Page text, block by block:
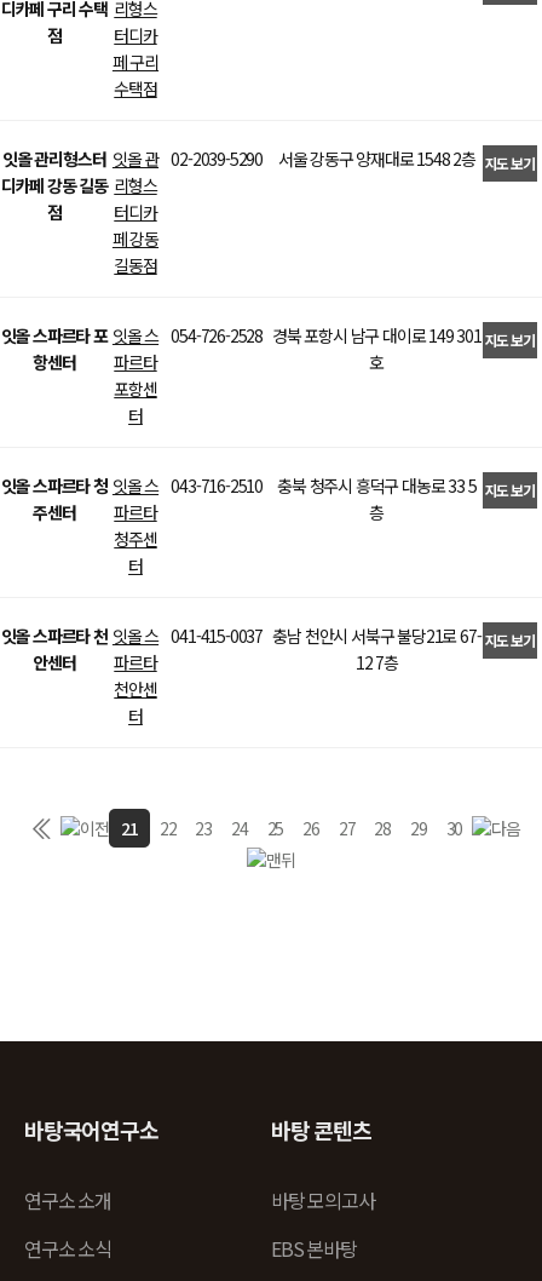
디카페 구리 수택
점
리형스
터디카
페 구리
수택점
잇올 관리형스터
디카페 강동 길동
점
잇올 관
리형스
터디카
페 강동
길동점
02-2039-5290 서울 강동구 양재대로 1548 2층 지도 보기
잇올 스파르타 포
항센터
잇올 스
파르타
포항센
터
054-726-2528 경북 포항시 남구 대이로 149 301
호
지도 보기
잇올 스파르타 청
주센터
잇올 스
파르타
청주센
터
043-716-2510
충북 청주시 흥덕구 대농로 33 5
층
지도 보기
잇올 스파르타 천
안센터
잇올 스
파르타
천안센
터
041-415-0037 충남 천안시 서북구 불당21로 67-
12 7층
지도 보기
21 22 23 24 25 26 27 28 29 30
바탕국어연구소
연구소 소개
연구소 소식
바탕 콘텐츠
바탕 모의고사
EBS 본바탕